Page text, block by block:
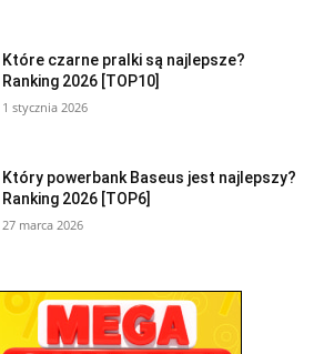
Które czarne pralki są najlepsze?
Ranking 2026 [TOP10]
1 stycznia 2026
Który powerbank Baseus jest najlepszy?
Ranking 2026 [TOP6]
27 marca 2026